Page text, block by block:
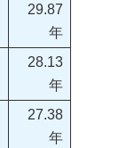
29.87
年
28.13
年
27.38
年